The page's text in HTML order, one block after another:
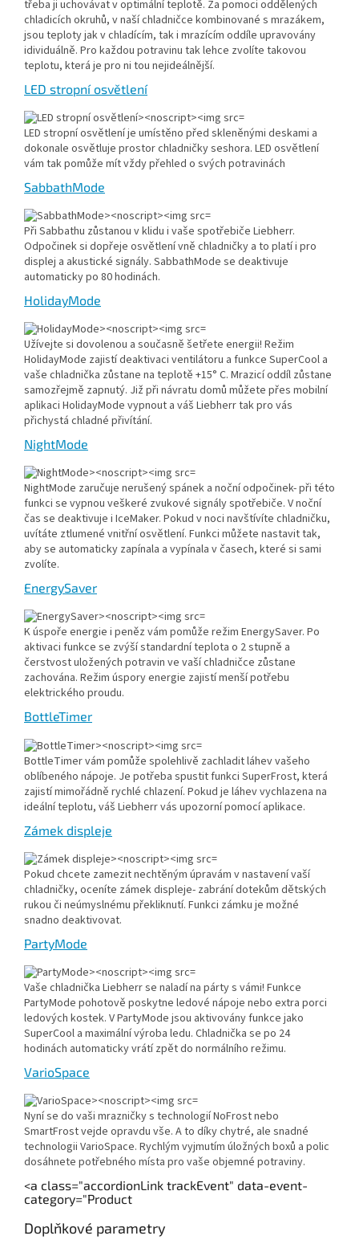
třeba ji uchovávat v optimální teplotě. Za pomoci oddělených
chladicích okruhů, v naší chladničce kombinované s mrazákem,
jsou teploty jak v chladícím, tak i mrazícím oddíle upravovány
idividuálně. Pro každou potravinu tak lehce zvolíte takovou
teplotu, která je pro ni tou nejideálnější.
LED stropní osvětlení
LED stropní osvětlení je umístěno před skleněnými deskami a
dokonale osvětluje prostor chladničky seshora. LED osvětlení
vám tak pomůže mít vždy přehled o svých potravinách
SabbathMode
Při Sabbathu zůstanou v klidu i vaše spotřebiče Liebherr.
Odpočinek si dopřeje osvětlení vně chladničky a to platí i pro
displej a akustické signály. SabbathMode se deaktivuje
automaticky po 80 hodinách.
HolidayMode
Užívejte si dovolenou a současně šetřete energii! Režim
HolidayMode zajistí deaktivaci ventilátoru a funkce SuperCool a
vaše chladnička zůstane na teplotě +15° C. Mrazicí oddíl zůstane
samozřejmě zapnutý. Již při návratu domů můžete přes mobilní
aplikaci HolidayMode vypnout a váš Liebherr tak pro vás
přichystá chladné přivítání.
NightMode
NightMode zaručuje nerušený spánek a noční odpočinek- při této
funkci se vypnou veškeré zvukové signály spotřebiče. V noční
čas se deaktivuje i IceMaker. Pokud v noci navštívíte chladničku,
uvítáte ztlumené vnitřní osvětlení. Funkci můžete nastavit tak,
aby se automaticky zapínala a vypínala v časech, které si sami
zvolíte.
EnergySaver
K úspoře energie i peněz vám pomůže režim EnergySaver. Po
aktivaci funkce se zvýší standardní teplota o 2 stupně a
čerstvost uložených potravin ve vaší chladničce zůstane
zachována. Režim úspory energie zajistí menší potřebu
elektrického proudu.
BottleTimer
BottleTimer vám pomůže spolehlivě zachladit láhev vašeho
oblíbeného nápoje. Je potřeba spustit funkci SuperFrost, která
zajistí mimořádně rychlé chlazení. Pokud je láhev vychlazena na
ideální teplotu, váš Liebherr vás upozorní pomocí aplikace.
Zámek displeje
Pokud chcete zamezit nechtěným úpravám v nastavení vaší
chladničky, oceníte zámek displeje- zabrání dotekům dětských
rukou či neúmyslnému překliknutí. Funkci zámku je možné
snadno deaktivovat.
PartyMode
Vaše chladnička Liebherr se naladí na párty s vámi! Funkce
PartyMode pohotově poskytne ledové nápoje nebo extra porci
ledových kostek. V PartyMode jsou aktivovány funkce jako
SuperCool a maximální výroba ledu. Chladnička se po 24
hodinách automaticky vrátí zpět do normálního režimu.
VarioSpace
Nyní se do vaši mrazničky s technologií NoFrost nebo
SmartFrost vejde opravdu vše. A to díky chytré, ale snadné
technologii VarioSpace. Rychlým vyjmutím úložných boxů a polic
dosáhnete potřebného místa pro vaše objemné potraviny.
<a class="accordionLink trackEvent" data-event-
category="Product
Doplňkové parametry